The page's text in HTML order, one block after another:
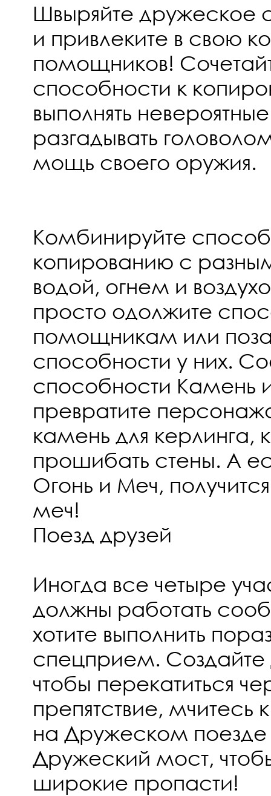
Швыряйте дружеское
и привлеките в свою
помощников!
способности к
выполнять
разгадывать
мощь своего оружия.
Комбинируйте
копированию с
водой, огнем и
просто одолжите
помощникам или
способности у них.
способности Камень
превратите
камень для
прошибать стены. А
Огонь и Меч,
меч!
Поезд друзей
Иногда все четыре
должны работать
хотите выполнить
спецприем. Создайте
чтобы перекатиться
препятствие,
на Дружеском поезде
Дружеский мост,
широкие пропасти!